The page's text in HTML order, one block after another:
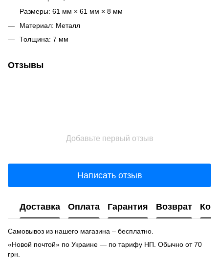
Размеры: 61 мм × 61 мм × 8 мм
Материал: Металл
Толщина: 7 мм
Отзывы
Добавьте первый отзыв
Написать отзыв
Доставка Оплата Гарантия Возврат
Самовывоз из нашего магазина – бесплатно.
«Новой почтой» по Украине — по тарифу НП. Обычно от 70
грн.